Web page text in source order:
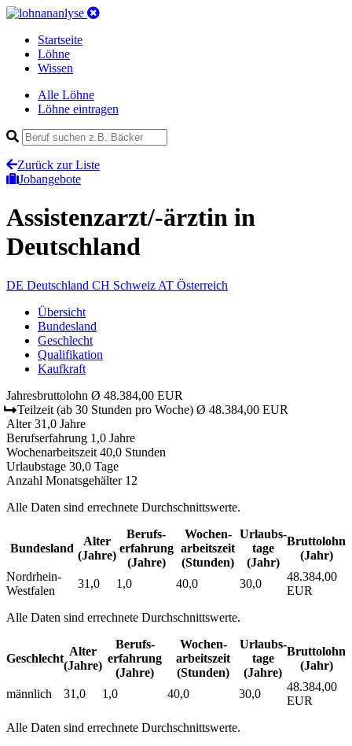
Startseite
Löhne
Wissen
Alle Löhne
Löhne eintragen
Zurück zur Liste
Jobangebote
Assistenzarzt/-ärztin in
Deutschland
DE Deutschland CH Schweiz AT Österreich
Übersicht
Bundesland
Geschlecht
Qualifikation
Kaufkraft
Jahresbruttolohn Ø 48.384,00 EUR
Teilzeit (ab 30 Stunden pro Woche) Ø 48.384,00 EUR
Alter 31,0 Jahre
Berufserfahrung 1,0 Jahre
Wochenarbeitszeit 40,0 Stunden
Urlaubstage 30,0 Tage
Anzahl Monatsgehälter 12
Alle Daten sind errechnete Durchschnittswerte.
Bundesland
Alter
(Jahre)
Berufs­
erfahrung
(Jahre)
Wochen­
arbeitszeit
(Stunden)
Urlaubs­
tage
(Jahr)
Bruttolohn
(Jahr)
Nordrhein-
Westfalen
31,0 1,0 40,0 30,0
48.384,00
EUR
Alle Daten sind errechnete Durchschnittswerte.
Geschlecht
Alter
(Jahre)
Berufs­
erfahrung
(Jahre)
Wochen­
arbeitszeit
(Stunden)
Urlaubs­
tage
(Jahre)
Bruttolohn
(Jahr)
männlich 31,0 1,0 40,0 30,0
48.384,00
EUR
Alle Daten sind errechnete Durchschnittswerte.